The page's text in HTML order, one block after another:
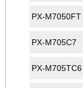
PX-M7050FT
PX-M705C7
PX-M705TC6